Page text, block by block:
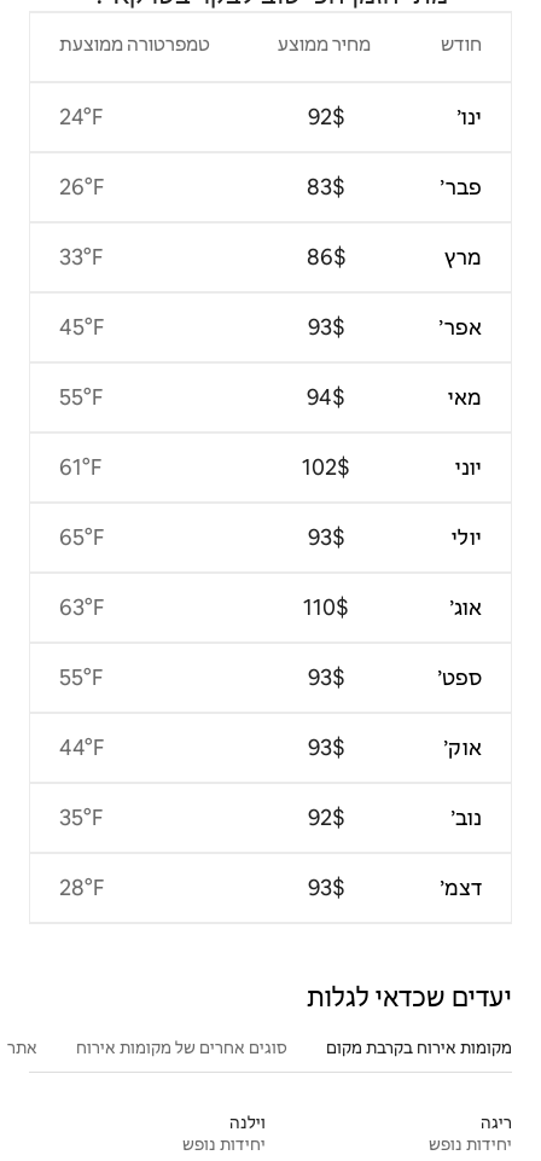
טמפרטורה ממוצעת
24°F
26°F
33°F
45°F
55°F
61°F
65°F
63°F
55°F
44°F
35°F
28°F
סוגים אחרים של מקומות אירוח אתרים פופולריים בקרבת מקום
וילנה
יחידות נופש